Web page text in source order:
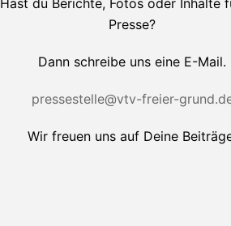
Hast du Berichte, Fotos oder Inhalte
Presse?
Dann schreibe uns eine E-Mail.
pressestelle@vtv-freier-
Wir freuen uns auf Deine